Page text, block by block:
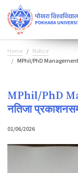
Home
Notice
MPhil/PhD Management
MPhil/PhD
नतिजा
01/06/2026